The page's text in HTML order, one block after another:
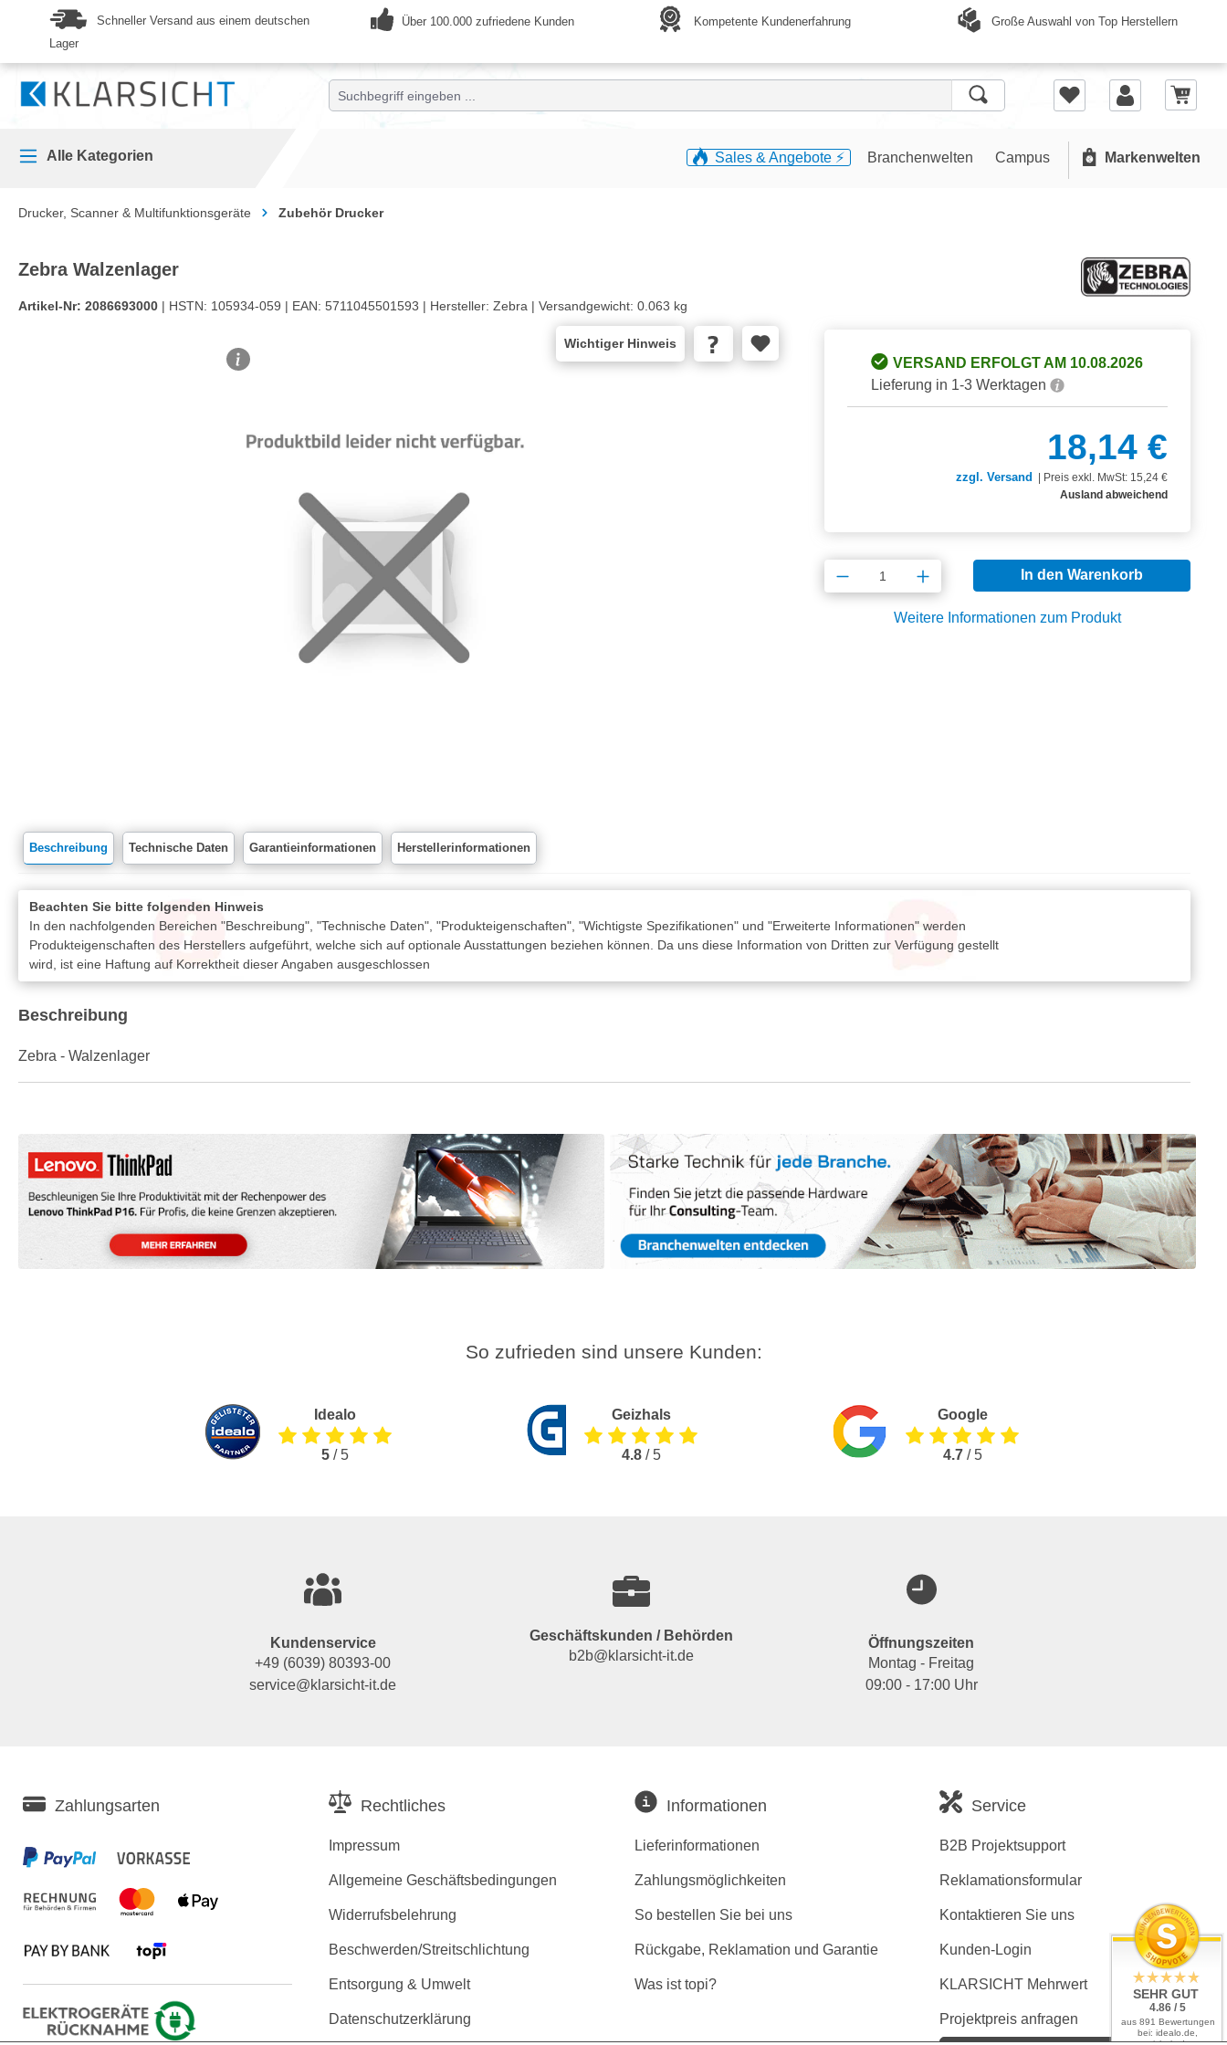
Zur Hauptnavigation springen
Schneller Versand aus einem deutschen
Lager
Über 100.000 zufriedene Kunden Kompetente Kundenerfahrung Große Auswahl von Top Herstellern
Alle Kategorien Sales & Angebote ⚡️ Branchenwelten Campus Markenwelten
Drucker, Scanner & Multifunktionsgeräte Zubehör Drucker
Zebra Walzenlager
Artikel-Nr: 2086693000 | HSTN: 105934-059 | EAN: 5711045501593 | Hersteller: Zebra | Versandgewicht: 0.063 kg
Wichtiger Hinweis
VERSAND ERFOLGT AM 10.08.2026
Lieferung in 1-3 Werktagen
18,14 €
zzgl. Versand | Preis exkl. MwSt: 15,24 €
Ausland abweichend
Produkt Anzahl: Gib den gewünschten
In den Warenkorb
Weitere Informationen zum Produkt
Beschreibung Technische Daten Garantieinformationen Herstellerinformationen
Beachten Sie bitte folgenden Hinweis
In den nachfolgenden Bereichen "Beschreibung", "Technische Daten", "Produkteigenschaften", "Wichtigste Spezifikationen" und "Erweiterte Informationen" werden
Produkteigenschaften des Herstellers aufgeführt, welche sich auf optionale Ausstattungen beziehen können. Da uns diese Information von Dritten zur Verfügung gestellt
wird, ist eine Haftung auf Korrektheit dieser Angaben ausgeschlossen
Beschreibung
Zebra - Walzenlager
So zufrieden sind unsere Kunden:
Idealo
5/ 5
Geizhals
4.8/ 5
Google
4.7/ 5
Kundenservice
+49 (6039) 80393-00
service@klarsicht-it.de
Geschäftskunden / Behörden
b2b@klarsicht-it.de
Öffnungszeiten
Montag - Freitag
09:00 - 17:00 Uhr
Zahlungsarten Rechtliches
Impressum
Allgemeine Geschäftsbedingungen
Widerrufsbelehrung
Beschwerden/Streitschlichtung
Entsorgung & Umwelt
Datenschutzerklärung
Informationen
Lieferinformationen
Zahlungsmöglichkeiten
So bestellen Sie bei uns
Rückgabe, Reklamation und Garantie
Was ist topi?
Service
B2B Projektsupport
Reklamationsformular
Kontaktieren Sie uns
Kunden-Login
KLARSICHT Mehrwert
Projektpreis anfragen
SEHR GUT
4.86 / 5
aus 891 Bewertungen
bei: idealo.de,